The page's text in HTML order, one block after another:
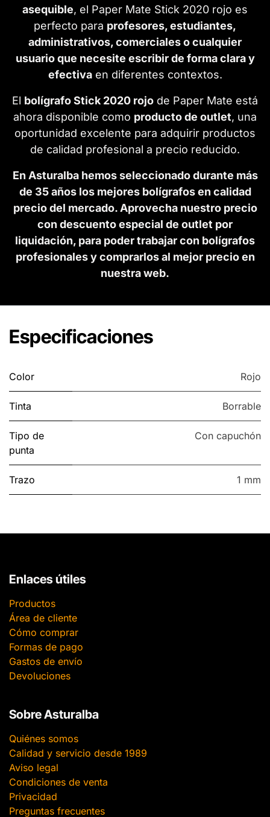
asequible, el Paper Mate Stick 2020 rojo es
perfecto para profesores, estudiantes,
administrativos, comerciales o cualquier
usuario que necesite escribir de forma clara y
efectivaen diferentes contextos.
El bolígrafo Stick 2020 rojo de Paper Mate está
ahora disponible como producto de outlet, una
oportunidad excelente para adquirir productos
de calidad profesional a precio reducido.
En Asturalba hemos seleccionado durante más
de 35 años los mejores bolígrafos en calidad
precio del mercado. Aprovecha nuestro precio
con descuento especial de outlet por
liquidación, para poder trabajar con bolígrafos
profesionales y comprarlos al mejor precio en
nuestra web.
Especificaciones
Color Rojo
Tinta Borrable
Tipo de
punta
Con capuchón
Trazo 1 mm
Enlaces útiles
Productos
Área de cliente
Cómo comprar
Formas de pago
Gastos de envío
Devoluciones
Sobre Asturalba
Quiénes somos
Calidad y servicio desde 1989
Aviso legal
Condiciones de venta
Privacidad
Preguntas frecuentes